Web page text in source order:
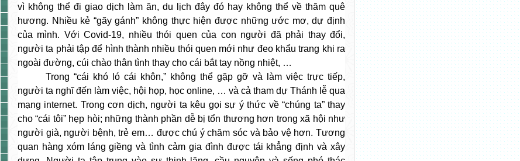
vì không thể đi giao dịch làm ăn, du lịch đây đó hay không thể về thăm quê
hương. Nhiều kẻ “gãy gánh” không thực hiện được những ước mơ, dự định
của mình. Với Covid-19, nhiều thói quen của con người đã phải thay đổi,
người ta phải tập để hình thành nhiều thói quen mới như đeo khẩu trang khi ra
ngoài đường, cúi chào thân tình thay cho cái bắt tay nồng nhiệt, …
Trong “cái khó ló cái khôn,” không thể gặp gỡ và làm việc trực tiếp,
người ta nghĩ đến làm việc, hội họp, học online, … và cả tham dự Thánh lễ qua
mạng internet. Trong cơn dịch, người ta kêu gọi sự ý thức về “chúng ta” thay
cho “cái tôi” hẹp hòi; những thành phần dễ bị tổn thương hơn trong xã hội như
người già, người bệnh, trẻ em… được chú ý chăm sóc và bảo vệ hơn. Tương
quan hàng xóm láng giềng và tình cảm gia đình được tái khẳng định và xây